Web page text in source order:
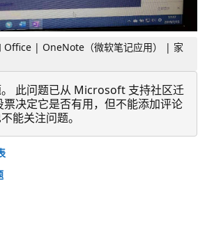
Office | OneNote（微软笔记应用） | 家
此问题已从 Microsoft 支持社区迁
票决定它是否有用，但不能添加评论
能关注问题。